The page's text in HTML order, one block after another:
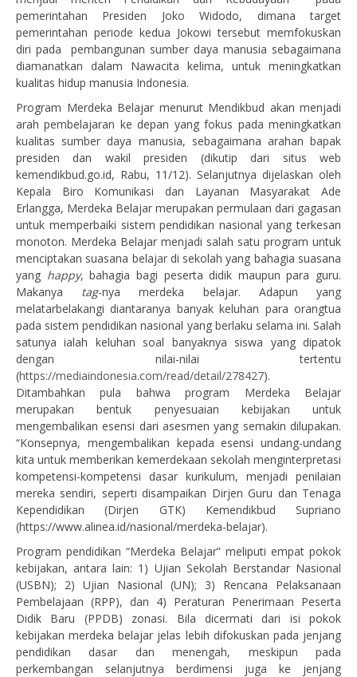
pemerintahan Presiden Joko Widodo, dimana target
pemerintahan periode kedua Jokowi tersebut memfokuskan
diri pada pembangunan sumber daya manusia sebagaimana
diamanatkan dalam Nawacita kelima, untuk meningkatkan
kualitas hidup manusia Indonesia.
Program Merdeka Belajar menurut Mendikbud akan menjadi
arah pembelajaran ke depan yang fokus pada meningkatkan
kualitas sumber daya manusia, sebagaimana arahan bapak
presiden dan wakil presiden (dikutip dari situs web
kemendikbud.go.id, Rabu, 11/12). Selanjutnya dijelaskan oleh
Kepala Biro Komunikasi dan Layanan Masyarakat Ade
Erlangga, Merdeka Belajar merupakan permulaan dari gagasan
untuk memperbaiki sistem pendidikan nasional yang terkesan
monoton. Merdeka Belajar menjadi salah satu program untuk
menciptakan suasana belajar di sekolah yang bahagia suasana
yang happy, bahagia bagi peserta didik maupun para guru.
Makanya tag-nya merdeka belajar. Adapun yang
melatarbelakangi diantaranya banyak keluhan para orangtua
pada sistem pendidikan nasional yang berlaku selama ini. Salah
satunya ialah keluhan soal banyaknya siswa yang dipatok
dengan nilai-nilai tertentu
(https://mediaindonesia.com/read/detail/278427).
Ditambahkan pula bahwa program Merdeka Belajar
merupakan bentuk penyesuaian kebijakan untuk
mengembalikan esensi dari asesmen yang semakin dilupakan.
“Konsepnya, mengembalikan kepada esensi undang-undang
kita untuk memberikan kemerdekaan sekolah menginterpretasi
kompetensi-kompetensi dasar kurikulum, menjadi penilaian
mereka sendiri, seperti disampaikan Dirjen Guru dan Tenaga
Kependidikan (Dirjen GTK) Kemendikbud Supriano
(https://www.alinea.id/nasional/merdeka-belajar).
Program pendidikan “Merdeka Belajar” meliputi empat pokok
kebijakan, antara lain: 1) Ujian Sekolah Berstandar Nasional
(USBN); 2) Ujian Nasional (UN); 3) Rencana Pelaksanaan
Pembelajaan (RPP), dan 4) Peraturan Penerimaan Peserta
Didik Baru (PPDB) zonasi. Bila dicermati dari isi pokok
kebijakan merdeka belajar jelas lebih difokuskan pada jenjang
pendidikan dasar dan menengah, meskipun pada
perkembangan selanjutnya berdimensi juga ke jenjang